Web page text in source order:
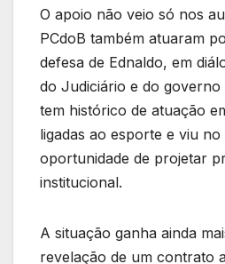
O apoio não veio só nos
PCdoB também atuaram
defesa de Ednaldo, em
do Judiciário e do governo
tem histórico de atuação
ligadas ao esporte e viu
oportunidade de projetar
institucional.
A situação ganha ainda
revelação de um contrato